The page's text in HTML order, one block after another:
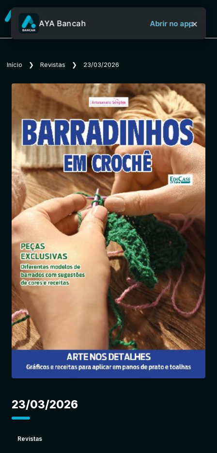
Sobre o Aya Bancah
Início
Revistas
Jornais
Notícias
Entrar
AYA Bancah Abrir no app×
Início ❯ Revistas ❯ 23/03/2026
23/03/2026
Revistas